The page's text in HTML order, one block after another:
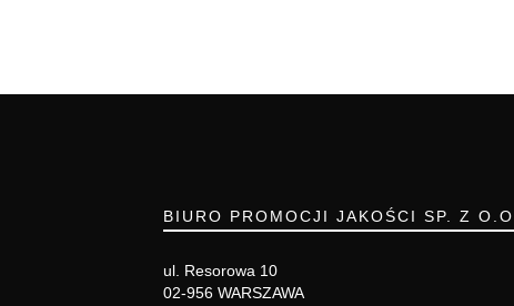
BIURO PROMOCJI JAKOŚCI SP. Z O.O.
ul. Resorowa 10
02-956 WARSZAWA